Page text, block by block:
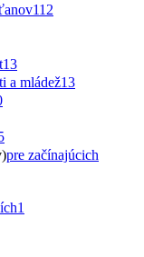
112
13
a mládež13
pre začínajúcich
1